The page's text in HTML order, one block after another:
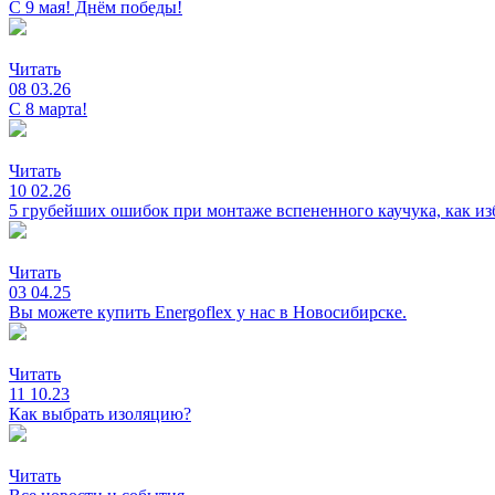
С 9 мая! Днём победы!
Читать
08 03.26
С 8 марта!
Читать
10 02.26
5 грубейших ошибок при монтаже вспененного каучука, как
Читать
03 04.25
Вы можете купить Energoflex у нас в Новосибирске.
Читать
11 10.23
Как выбрать изоляцию?
Читать